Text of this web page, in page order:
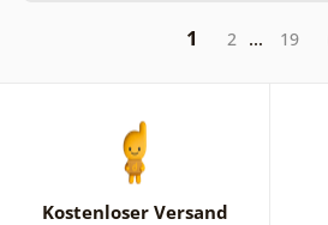
1 2 … 19
Kostenloser Versand